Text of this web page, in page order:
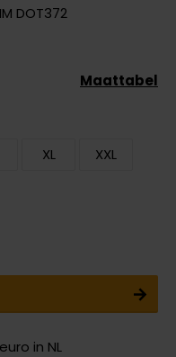
DOT372
XL XXL
Maattabel
in NL